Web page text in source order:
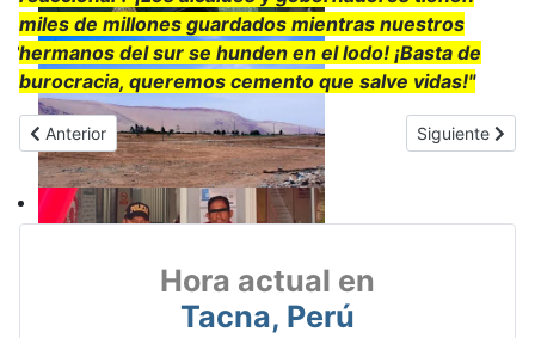
miles de millones guardados mientras nuestros
hermanos del sur se hunden en el lodo! ¡Basta de
burocracia, queremos cemento que salve vidas!"
Artículo anterior: JNJ rechaza recurso de José Domingo Pérez
Anterior Artículo
Siguiente
Hora actual en
Tacna, Perú